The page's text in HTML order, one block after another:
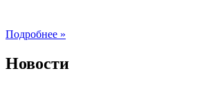
Подробнее »
Новости